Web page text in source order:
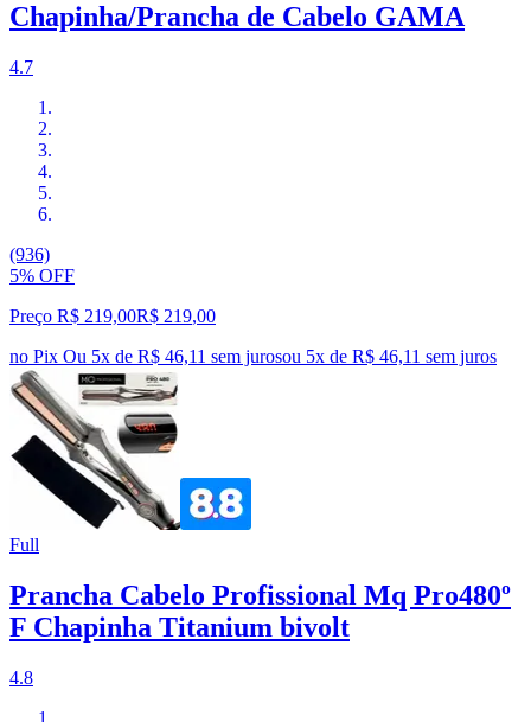
Chapinha/Prancha de Cabelo GAMA
4.7
(936)
5% OFF
Preço R$ 219,00R$ 219,00
no Pix Ou 5x de R$ 46,11 sem jurosou 5x de R$ 46,11 sem juros
Full
Prancha Cabelo Profissional Mq Pro480º
F Chapinha Titanium bivolt
4.8